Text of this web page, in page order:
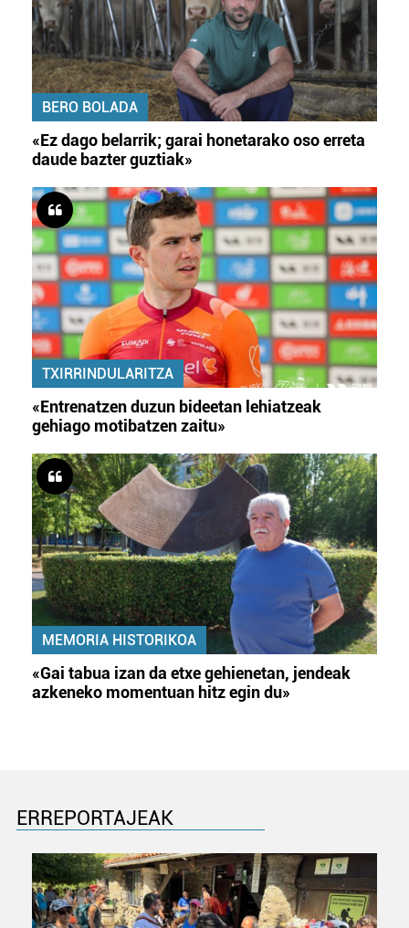
BERO BOLADA
«Ez dago belarrik; garai honetarako oso erreta
daude bazter guztiak»
TXIRRINDULARITZA
«Entrenatzen duzun bideetan lehiatzeak
gehiago motibatzen zaitu»
MEMORIA HISTORIKOA
«Gai tabua izan da etxe gehienetan, jendeak
azkeneko momentuan hitz egin du»
ERREPORTAJEAK